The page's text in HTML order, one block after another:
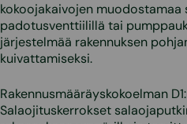
kokoojakaivojen muodostamaa
padotusventtiilillä tai
järjestelmää rakennuksen
kuivattamiseksi.
Rakennusmääräyskokoelman
Salaojituskerrokset